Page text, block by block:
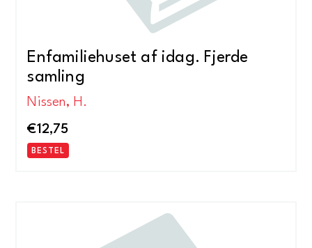
Enfamiliehuset af idag. Fjerde
samling
Nissen, H.
€12,75
BESTEL